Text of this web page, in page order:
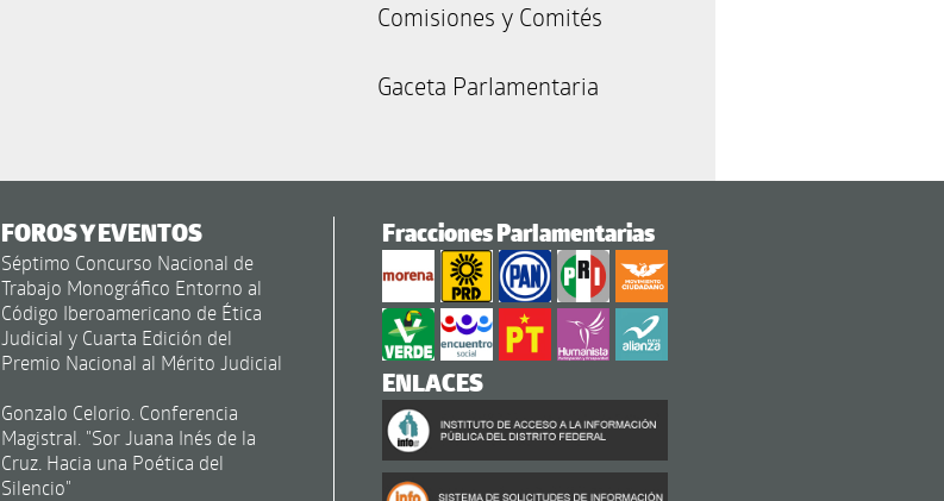
Comisiones y Comités
Gaceta Parlamentaria
FOROS Y EVENTOS
Séptimo Concurso Nacional de
Trabajo Monográfico Entorno al
Código Iberoamericano de Ética
Judicial y Cuarta Edición del
Premio Nacional al Mérito Judicial
Gonzalo Celorio. Conferencia
Magistral. "Sor Juana Inés de la
Cruz. Hacia una Poética del
Silencio"
Fracciones Parlamentarias
ENLACES